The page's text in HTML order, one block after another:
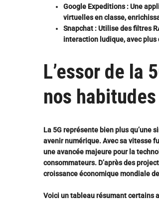
Google Expeditions: Une
virtuelles en classe,
Snapchat : Utilise des filtres
interaction ludique, avec plus
L’essor de la
nos habitudes
La 5G représente bien plus
avenir numérique.Avec sa vitesse
une avancée majeure pour la
consommateurs. D’après des
croissance économique mondiale de
Voici un tableau résumant certains
h
f
o
: